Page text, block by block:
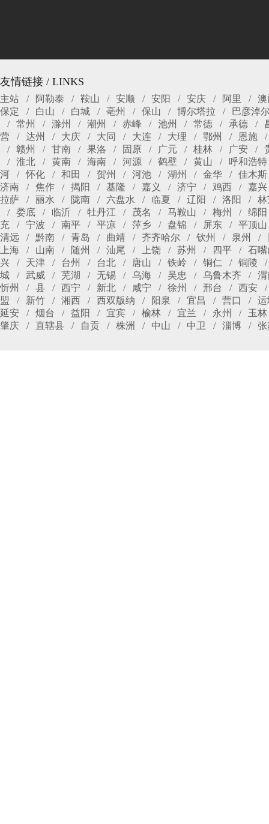
友情链接 / LINKS
主站 阿勒泰 鞍山 安顺 安阳 安庆 阿里
澳
保定
白山 白城 亳州 保山 博尔塔拉
巴彦淖
常州
滁州 潮州 赤峰 池州 常德 承德
营
达州 大庆 大同 大连 大理 鄂州
恩施
赣州
甘南 果洛 固原 广元 桂林 广安
淮北
黄南 海南 河源 鹤壁 黄山
呼和浩特
河
怀化 和田 贺州 河池 湖州 金华
佳木斯
济南
焦作 揭阳 基隆 嘉义 济宁 鸡西
嘉兴
拉萨
丽水 陇南 六盘水 临夏 辽阳 洛阳
林
娄底
临沂 牡丹江 茂名 马鞍山 梅州
绵阳
充
宁波 南平 平凉 萍乡 盘锦 屏东
平顶山
清远
黔南 青岛 曲靖 齐齐哈尔 钦州 泉州
上海
山南 随州 汕尾 上饶 苏州 四平
石嘴
兴
天津 台州 台北 唐山 铁岭 铜仁
铜陵
城
武威 芜湖 无锡 乌海 吴忠 乌鲁木齐
渭
忻州
县 西宁 新北 咸宁 徐州 邢台
西安
盟
新竹 湘西 西双版纳 阳泉 宜昌 营口
运
延安
烟台 益阳 宜宾 榆林 宜兰 永州
玉林
肇庆
直辖县 自贡 株洲 中山 中卫 淄博 张